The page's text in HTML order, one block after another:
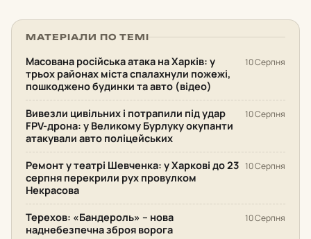
МАТЕРІАЛИ ПО ТЕМІ
Масована російська атака на Харків: у
трьох районах міста спалахнули пожежі,
пошкоджено будинки та авто (відео)
10 Серпня
Вивезли цивільних і потрапили під удар
FPV-дрона: у Великому Бурлуку окупанти
атакували авто поліцейських
10 Серпня
Ремонт у театрі Шевченка: у Харкові до 23
серпня перекрили рух провулком
Некрасова
10 Серпня
Терехов: «Бандероль» – нова
наднебезпечна зброя ворога
10 Серпня